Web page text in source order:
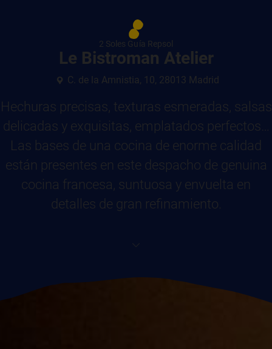
2 Soles Guía Repsol
Le Bistroman Atelier
C. de la Amnistia, 10, 28013 Madrid
Hechuras precisas, texturas esmeradas, salsas
delicadas y exquisitas, emplatados perfectos…
Las bases de una cocina de enorme calidad
están presentes en este despacho de genuina
cocina francesa, suntuosa y envuelta en
detalles de gran refinamiento.